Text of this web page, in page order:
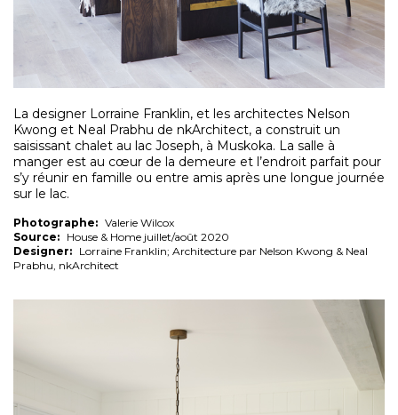
La designer Lorraine Franklin, et les architectes Nelson
Kwong et Neal Prabhu de nkArchitect, a construit un
saisissant chalet au lac Joseph, à Muskoka. La salle à
manger est au cœur de la demeure et l’endroit parfait pour
s’y réunir en famille ou entre amis après une longue journée
sur le lac.
Photographe: Valerie Wilcox
Source: House & Home juillet/août 2020
Designer: Lorraine Franklin; Architecture par Nelson Kwong & Neal
Prabhu, nkArchitect